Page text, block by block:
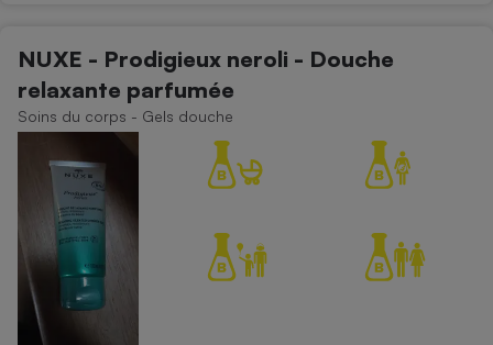
NUXE - Prodigieux neroli - Douche
relaxante parfumée
Soins du corps - Gels douche